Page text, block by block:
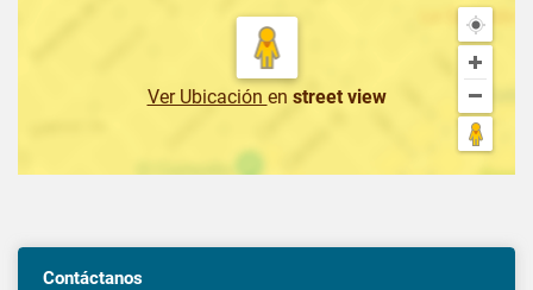
Ver Ubicación en street view
Contáctanos